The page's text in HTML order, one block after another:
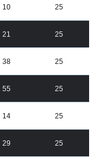
10 25
21 25
38 25
55 25
14 25
29 25